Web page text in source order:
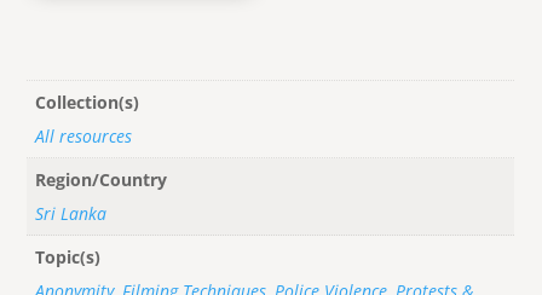
Collection(s)
All resources
Region/Country
Sri Lanka
Topic(s)